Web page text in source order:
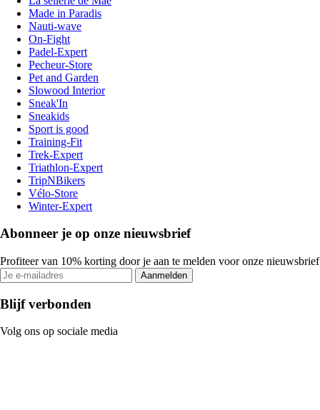
Made in Paradis
Nauti-wave
On-Fight
Padel-Expert
Pecheur-Store
Pet and Garden
Slowood Interior
Sneak'In
Sneakids
Sport is good
Training-Fit
Trek-Expert
Triathlon-Expert
TripNBikers
Vélo-Store
Winter-Expert
Abonneer je op onze nieuwsbrief
Profiteer van 10% korting door je aan te melden voor onze nieuwsbrief
Aanmelden
Blijf verbonden
Volg ons op sociale media